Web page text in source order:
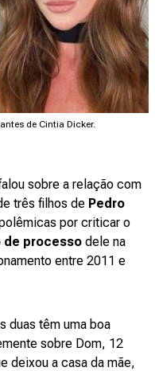
de Cintia Dicker.
sobre a relação com
três filhos de Pedro
por criticar o
de processo dele na
entre 2011 e
duas têm uma boa
sobre Dom, 12
deixou a casa da mãe,